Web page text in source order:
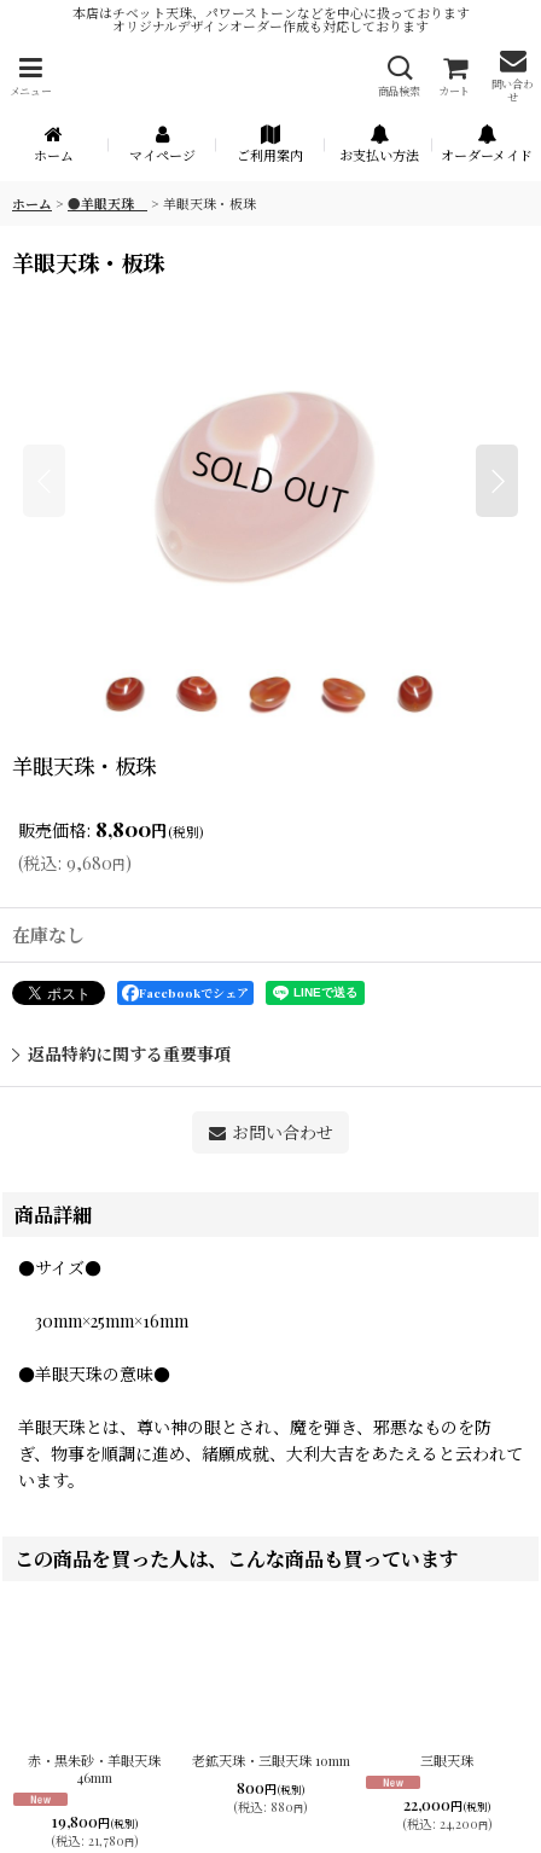
本店はチベット天珠、パワーストーンなどを中心に扱っております
オリジナルデザインオーダー作成も対応しております
メニュー 商品検索 カート
問い合わ
せ
ホーム マイページ ご利用案内 お支払い方法 オーダーメイド
ホーム > ●羊眼天珠 > 羊眼天珠・板珠
羊眼天珠・板珠
羊眼天珠・板珠
販売価格: 8,800円(税別)
(税込: 9,680円)
在庫なし
Facebookでシェア
返品特約に関する重要事項
お問い合わせ
商品詳細
●サイズ●
30mm×25mm×16mm
●羊眼天珠の意味●
羊眼天珠とは、尊い神の眼とされ、魔を弾き、邪悪なものを防
ぎ、物事を順調に進め、緒願成就、大利大吉をあたえると云われて
います。
この商品を買った人は、こんな商品も買っています
赤・黒朱砂・羊眼天珠
46mm
19,800円(税別)
(税込: 21,780円)
老鉱天珠・三眼天珠 10mm
800円(税別)
(税込: 880円)
三眼天珠
22,000円(税別)
(税込: 24,200円)